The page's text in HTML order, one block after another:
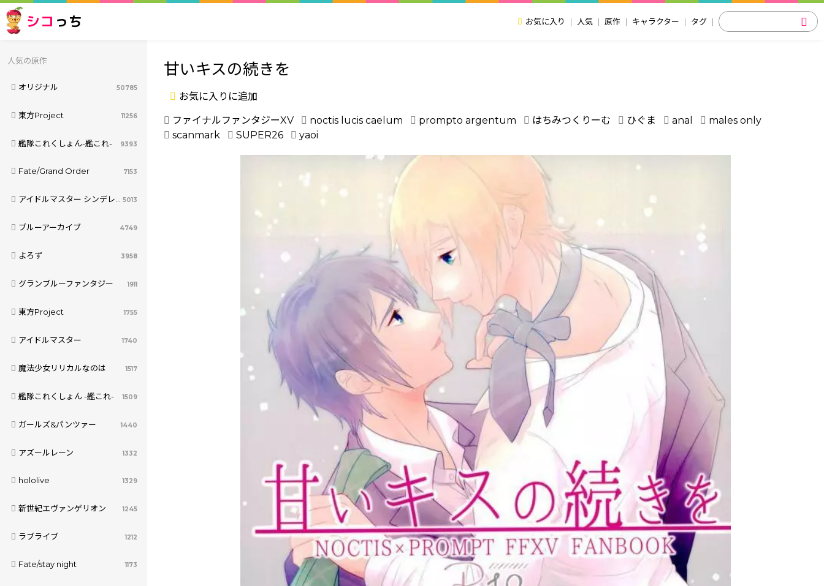
シコ っち お気に入り 人気 原作 キャラクター タグ
人気の原作
オリジナル 50785
東方Project 11256
艦隊これくしょん-艦これ- 9393
Fate/Grand Order 7153
アイドルマスター シンデレラガールズ 5013
ブルーアーカイブ 4749
よろず 3958
グランブルーファンタジー 1911
東方Project 1755
アイドルマスター 1740
魔法少女リリカルなのは 1517
艦隊これくしょん -艦これ- 1509
ガールズ&パンツァー 1440
アズールレーン 1332
hololive 1329
新世紀エヴァンゲリオン 1245
ラブライブ 1212
Fate/stay night 1173
甘いキスの続きを
お気に入りに追加
ファイナルファンタジーXV noctis lucis caelum prompto argentum はちみつくりーむ ひぐま anal
males only
scanmark
SUPER26 yaoi